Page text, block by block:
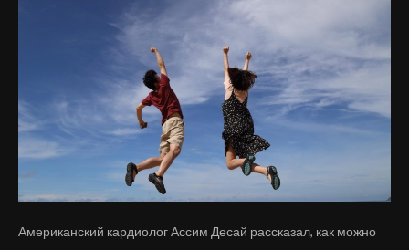
Американский кардиолог Ассим Десай рассказал, как можно